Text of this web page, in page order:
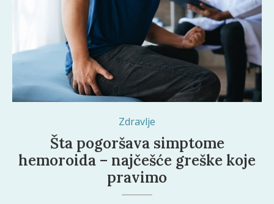
Zdravlje
Šta pogoršava simptome
hemoroida – najčešće greške koje
pravimo